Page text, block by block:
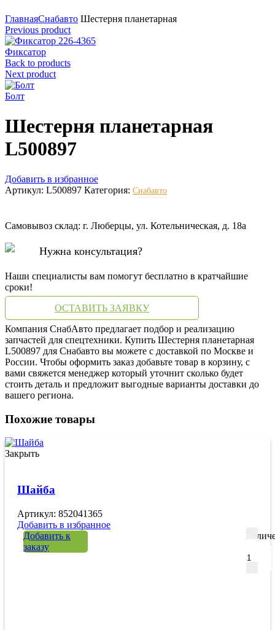
ГлавнаяСнабавто Шестерня планетарная
Previous product
Фиксатор
Back to products
Next product
Болт
Шестерня планетарная
L500897
Добавить в избранное
Артикул: L500897 Категория: Снабавто
Самовывоз склад: г. Люберцы, ул. Котельническая, д. 18а
Нужна консультация?
Наши специалисты вам помогут бесплатно в кратчайшие
сроки!
ОСТАВИТЬ ЗАЯВКУ
Компания СнабАвто предлагает подбор и реализацию
запчастей для спецтехники. Купить Шестерня планетарная
L500897 для Снабавто вы можете с доставкой по Москве и
России. Чтобы оформить заказ добавьте товар в корзину, с
вами свяжется менеджер который уточнит сколько будет
стоить деталь и предложит выгодные варианты доставки до
вашего региона.
Похожие товары
Закрыть
Шайба
Артикул: 852041365
Добавить в избранное
Добавить к
заказу